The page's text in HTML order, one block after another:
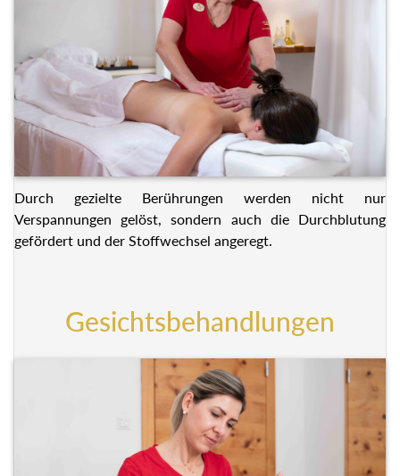
Durch gezielte Berührungen werden nicht nur
Verspannungen gelöst, sondern auch die Durchblutung
gefördert und der Stoffwechsel angeregt.
Gesichtsbehandlungen